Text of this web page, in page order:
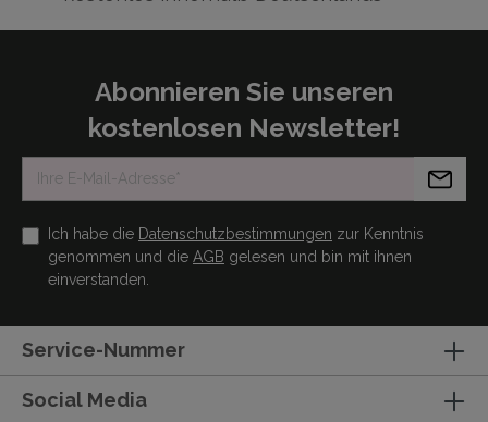
Abonnieren Sie unseren
kostenlosen Newsletter!
Ich habe die Datenschutzbestimmungen zur Kenntnis
genommen und die AGB gelesen und bin mit ihnen
einverstanden.
Service-Nummer
Social Media